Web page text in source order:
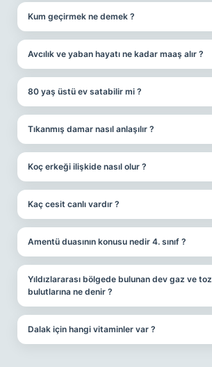
Kum geçirmek ne demek ?
Avcılık ve yaban hayatı ne kadar maaş alır ?
80 yaş üstü ev satabilir mi ?
Tıkanmış damar nasıl anlaşılır ?
Koç erkeği ilişkide nasıl olur ?
Kaç cesit canlı vardır ?
Amentü duasının konusu nedir 4. sınıf ?
Yıldızlararası bölgede bulunan dev gaz ve toz
bulutlarına ne denir ?
Dalak için hangi vitaminler var ?